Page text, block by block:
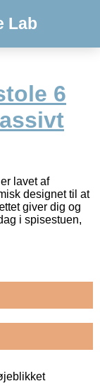
Lab
6
lavet af
designet til at
giver dig og
i spisestuen,